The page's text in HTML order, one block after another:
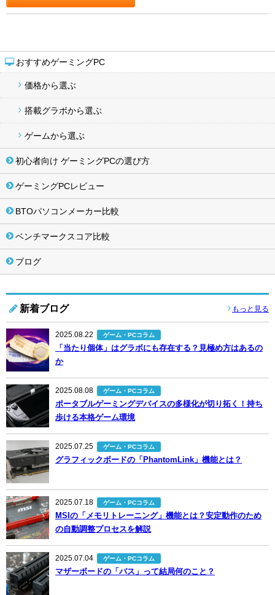
おすすめゲーミングPC
価格から選ぶ
搭載グラボから選ぶ
ゲームから選ぶ
初心者向け ゲーミングPCの選び方
ゲーミングPCレビュー
BTOパソコンメーカー比較
ベンチマークスコア比較
ブログ
新着ブログ もっと見る
2025.08.22 ゲーム・PCコラム
「当たり個体」はグラボにも存在する？見極め方はあるの
か
2025.08.08 ゲーム・PCコラム
ポータブルゲーミングデバイスの多様化が切り拓く！持ち
歩ける本格ゲーム環境
2025.07.25 ゲーム・PCコラム
グラフィックボードの「PhantomLink」機能とは？
2025.07.18 ゲーム・PCコラム
MSIの「メモリトレーニング」機能とは？安定動作のため
の自動調整プロセスを解説
2025.07.04 ゲーム・PCコラム
マザーボードの「バス」って結局何のこと？